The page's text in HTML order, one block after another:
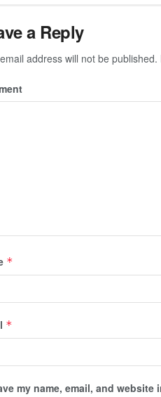
a Reply
address will not be published.
*
*
my name, email, and